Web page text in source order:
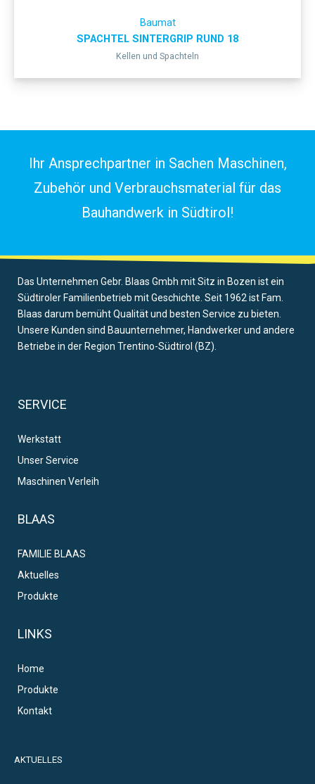
Baumat
SPACHTEL SINTERGRIP RUND 18
Kellen und Spachteln
Ihr Ansprechpartner in Sachen Maschinen,
Zubehör und Verbrauchsmaterial für das
Bauhandwerk in Südtirol!
Das Unternehmen Gebr. Blaas Gmbh mit Sitz in Bozen ist ein
Südtiroler Familienbetrieb mit Geschichte. Seit 1962 ist Fam.
Blaas darum bemüht Qualität und besten Service zu bieten.
Unsere Kunden sind Bauunternehmer, Handwerker und andere
Betriebe in der Region Trentino-Südtirol (BZ).
SERVICE
Werkstatt
Unser Service
Maschinen Verleih
BLAAS
FAMILIE BLAAS
Aktuelles
Produkte
LINKS
Home
Produkte
Kontakt
AKTUELLES